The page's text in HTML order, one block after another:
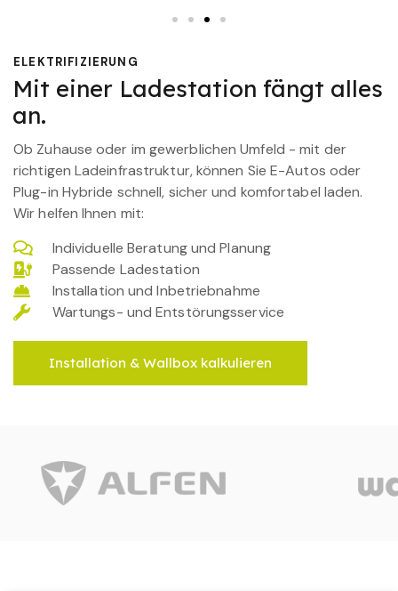
ELEKTRIFIZIERUNG
Mit einer Ladestation fängt alles
an.
Ob Zuhause oder im gewerblichen Umfeld - mit der
richtigen Ladeinfrastruktur, können Sie E-Autos oder
Plug-in Hybride schnell, sicher und komfortabel laden.
Wir helfen Ihnen mit:
Individuelle Beratung und Planung
Passende Ladestation
Installation und Inbetriebnahme
Wartungs- und Entstörungsservice
Installation & Wallbox kalkulieren